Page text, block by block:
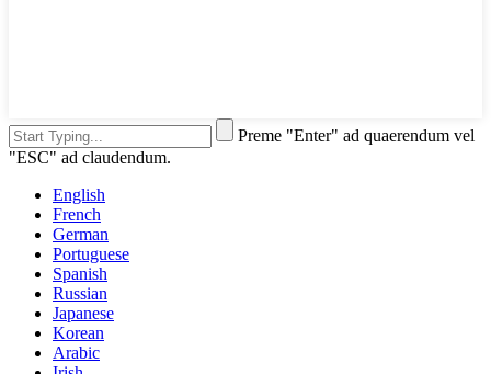
Preme "Enter" ad quaerendum vel
"ESC" ad claudendum.
English
French
German
Portuguese
Spanish
Russian
Japanese
Korean
Arabic